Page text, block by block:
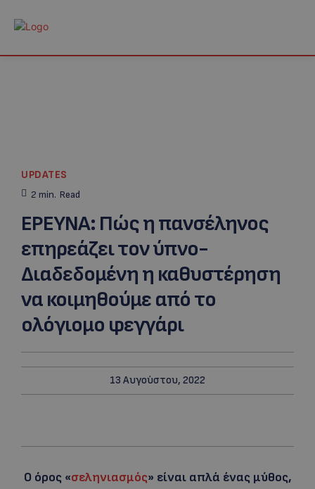
UPDATES
2 min. Read
ΕΡΕΥΝΑ: Πώς η πανσέληνος
επηρεάζει τον ύπνο-
Διαδεδομένη η καθυστέρηση
να κοιμηθούμε από το
ολόγιομο φεγγάρι
13 Αυγούστου, 2022
Ο όρος «σεληνιασμός» είναι απλά ένας μύθος,